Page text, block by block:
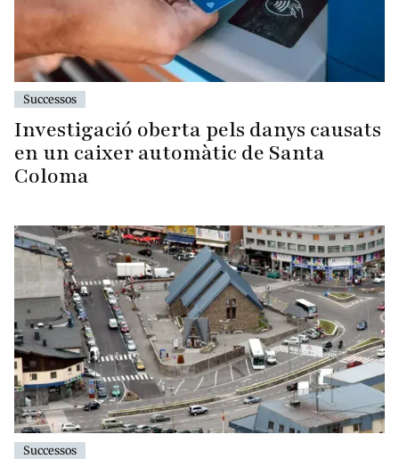
Successos
Investigació oberta pels danys causats
en un caixer automàtic de Santa
Coloma
Successos